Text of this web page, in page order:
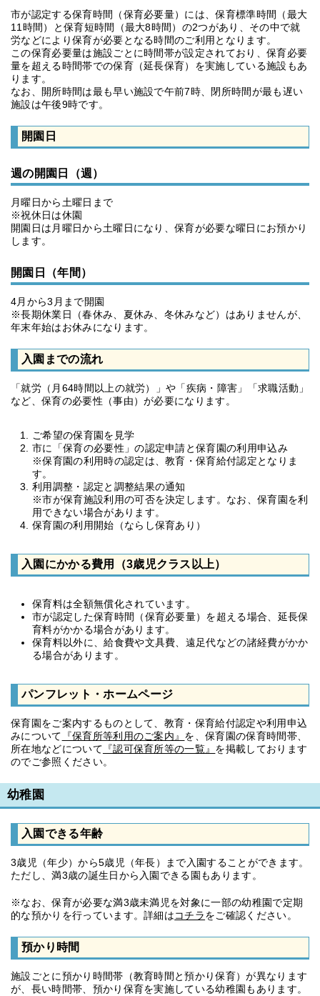
市が認定する保育時間（保育必要量）には、保育標準時間（最大
11時間）と保育短時間（最大8時間）の2つがあり、その中で就
労などにより保育が必要となる時間のご利用となります。
この保育必要量は施設ごとに時間帯が設定されており、保育必要
量を超える時間帯での保育（延長保育）を実施している施設もあ
ります。
なお、開所時間は最も早い施設で午前7時、閉所時間が最も遅い
施設は午後9時です。
開園日
週の開園日（週）
月曜日から土曜日まで
※祝休日は休園
開園日は月曜日から土曜日になり、保育が必要な曜日にお預かり
します。
開園日（年間）
4月から3月まで開園
※長期休業日（春休み、夏休み、冬休みなど）はありませんが、
年末年始はお休みになります。
入園までの流れ
「就労（月64時間以上の就労）」や「疾病・障害」「求職活動」
など、保育の必要性（事由）が必要になります。
ご希望の保育園を見学
市に「保育の必要性」の認定申請と保育園の利用申込み
※保育園の利用時の認定は、教育・保育給付認定となりま
す。
利用調整・認定と調整結果の通知
※市が保育施設利用の可否を決定します。なお、保育園を利
用できない場合があります。
保育園の利用開始（ならし保育あり）
入園にかかる費用（3歳児クラス以上）
保育料は全額無償化されています。
市が認定した保育時間（保育必要量）を超える場合、延長保
育料がかかる場合があります。
保育料以外に、給食費や文具費、遠足代などの諸経費がかか
る場合があります。
パンフレット・ホームページ
保育園をご案内するものとして、教育・保育給付認定や利用申込
みについて
『保育所等利用のご案内』 を、保育園の保育時間帯、
所在地などについて 『認可保育所等の一覧』 を掲載しております
のでご参照ください。
幼稚園
入園できる年齢
3歳児（年少）から5歳児（年長）まで入園することができます。
ただし、満3歳の誕生日から入園できる園もあります。
※なお、保育が必要な満3歳未満児を対象に一部の幼稚園で定期
的な預かりを行っています。詳細はコチラをご確認ください。
預かり時間
施設ごとに預かり時間帯（教育時間と預かり保育）が異なります
が、長い時間帯、預かり保育を実施している幼稚園もあります。